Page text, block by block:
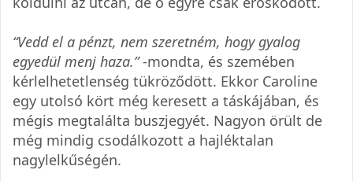
“Vedd el a pénzt, nem szeretném, hogy gyalog
egyedül menj haza.”-mondta, és szemében
kérlelhetetlenség tükröződött. Ekkor Caroline
egy utolsó kört még keresett a táskájában, és
mégis megtalálta buszjegyét. Nagyon örült de
még mindig csodálkozott a hajléktalan
nagylelkűségén.